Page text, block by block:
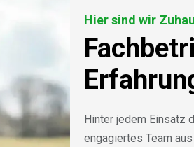
Hier sind wir
Hinter jedem Einsatz
engagiertes Team